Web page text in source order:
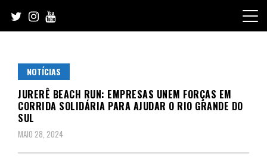
content
NOTÍCIAS
JURERÊ BEACH RUN: EMPRESAS UNEM FORÇAS EM
CORRIDA SOLIDÁRIA PARA AJUDAR O RIO GRANDE DO
SUL
MAIO 28, 2024